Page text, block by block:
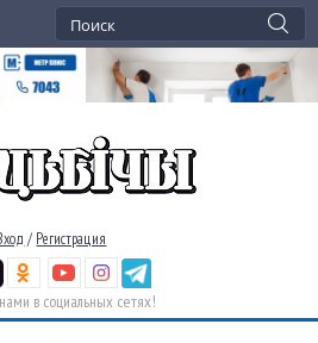
/ Регистрация
в социальных сетях!